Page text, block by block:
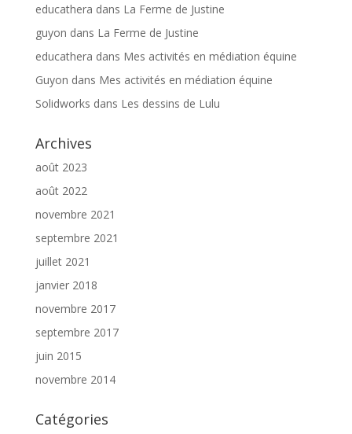
educathera dans La Ferme de Justine
guyon dans La Ferme de Justine
educathera dans Mes activités en médiation équine
Guyon dans Mes activités en médiation équine
Solidworks dans Les dessins de Lulu
Archives
août 2023
août 2022
novembre 2021
septembre 2021
juillet 2021
janvier 2018
novembre 2017
septembre 2017
juin 2015
novembre 2014
Catégories